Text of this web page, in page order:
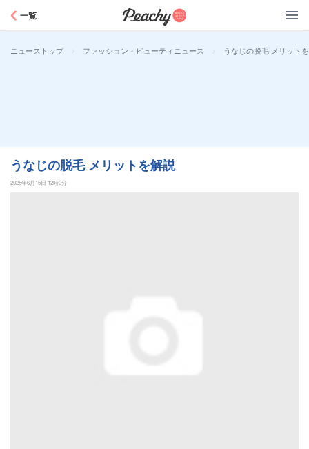
一覧
ニューストップ > ファッション・ビューティニュース > うなじの脱毛 メリット
うなじの脱毛 メリットを解説
2025年6月15日 12時0分